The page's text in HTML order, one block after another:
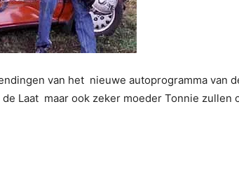
van het nieuwe autoprogramma van
Laat maar ook zeker moeder Tonnie zullen